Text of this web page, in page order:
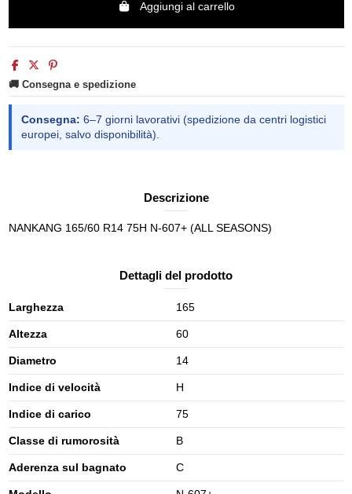
Aggiungi al carrello
🚚 Consegna e spedizione
Consegna: 6–7 giorni lavorativi (spedizione da centri logistici
europei, salvo disponibilità).
Descrizione
NANKANG 165/60 R14 75H N-607+ (ALL SEASONS)
Dettagli del prodotto
Larghezza 165
Altezza 60
Diametro 14
Indice di velocità H
Indice di carico 75
Classe di rumorosità B
Aderenza sul bagnato C